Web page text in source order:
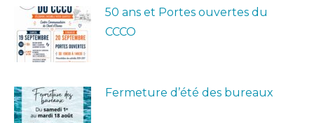
50 ans et Portes ouvertes du
CCCO
Fermeture d’été des bureaux